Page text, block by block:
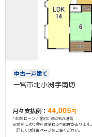
中古一戸建て
一宮市北小渕字南切
月々支払例： 44,005 円
*40年ローン / 金利0.880%の場合
※審査により金利は変わる可能性があります。
詳しくは詳細ページをご覧ください。